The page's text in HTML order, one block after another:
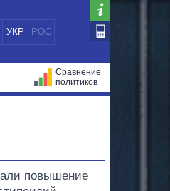
УКР РОС
Сравнение
политиков
повышение